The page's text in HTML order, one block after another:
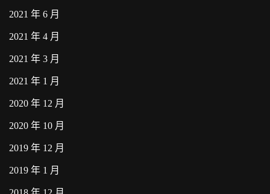
2021 年 6 月
2021 年 4 月
2021 年 3 月
2021 年 1 月
2020 年 12 月
2020 年 10 月
2019 年 12 月
2019 年 1 月